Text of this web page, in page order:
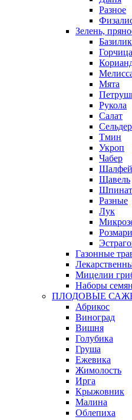
Разное
Зелень,
Базилик
Горчица
Мята
Рукола
Салат
Тмин
Укроп
Чабер
Шалфей
Щавель
Шпинат
Разные
Лук
Газонные
Мицелии
Наборы семян
ПЛОДОВЫЕ
Абрикос
Виноград
Вишня
Голубика
Груша
Ежевика
Жимолость
Ирга
Крыжовник
Малина
Облепиха